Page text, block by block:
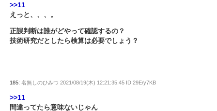
>>11
えっと、、、。
正誤判断は誰がどやって確認するの？
技術研究だとしたら検算は必要でしょう？
185: 名無しのひみつ 2021/08/19(木) 12:21:35.45 ID:29E/y7KB
>>11
間違ってたら意味ないじゃん